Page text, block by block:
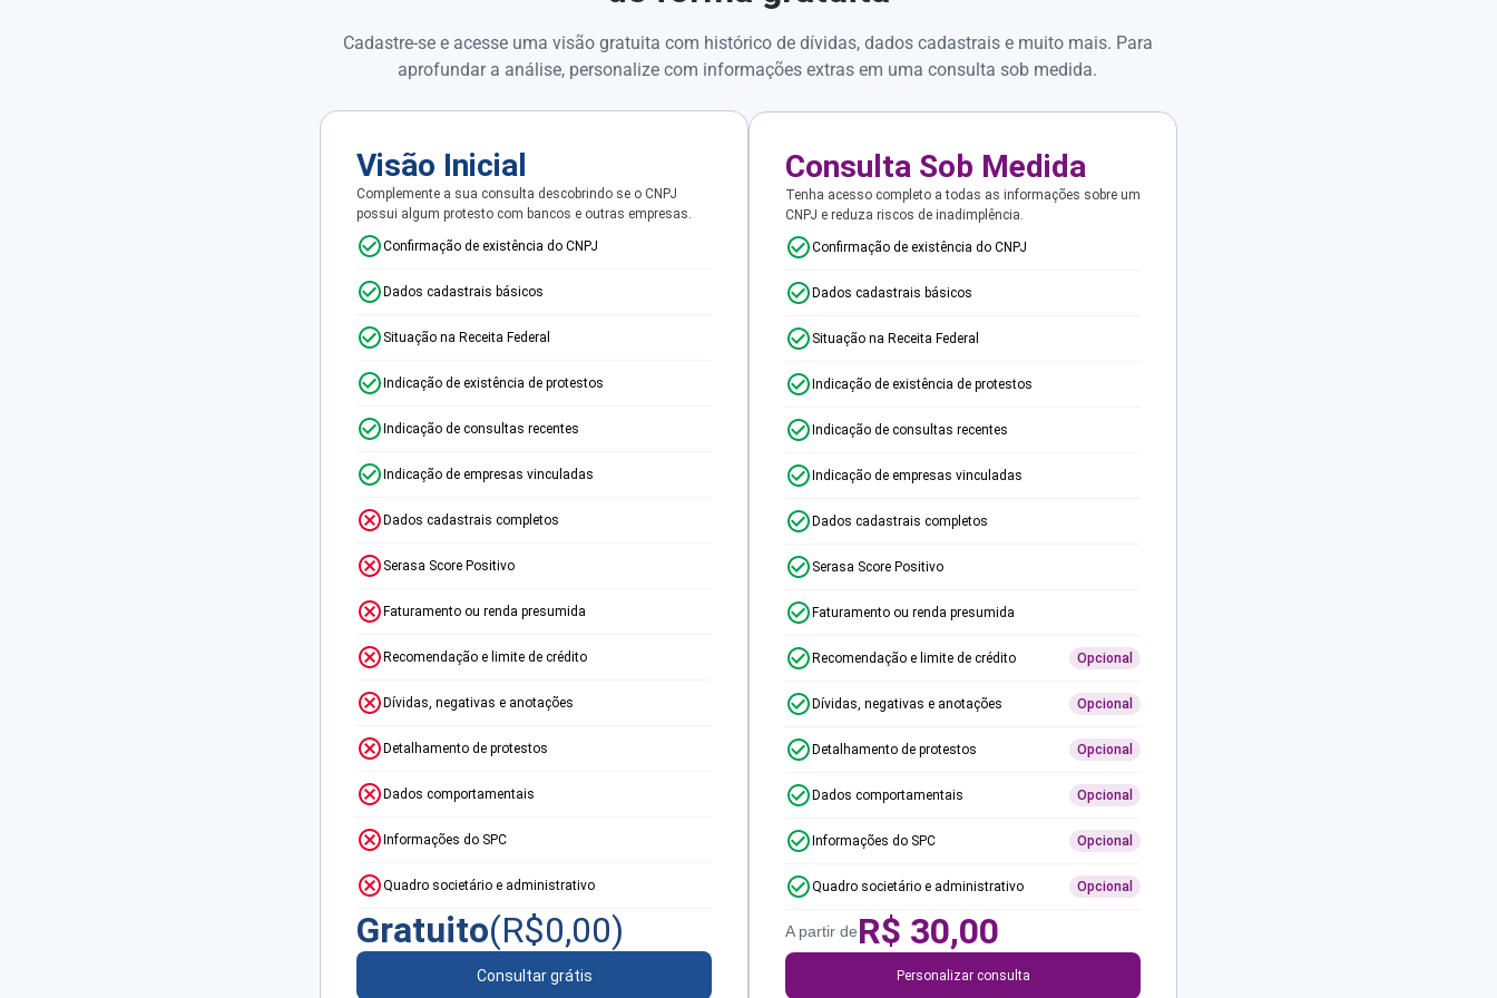
Cadastre-se e acesse uma visão gratuita com histórico de dívidas, dados cadastrais e muito mais. Para
aprofundar a análise, personalize com informações extras em uma consulta sob medida.
Visão Inicial
Complemente a sua consulta descobrindo se o CNPJ
possui algum protesto com bancos e outras empresas.
Confirmação de existência do CNPJ
Dados cadastrais básicos
Situação na Receita Federal
Indicação de existência de protestos
Indicação de consultas recentes
Indicação de empresas vinculadas
Dados cadastrais completos
Serasa Score Positivo
Faturamento ou renda presumida
Recomendação e limite de crédito
Dívidas, negativas e anotações
Detalhamento de protestos
Dados comportamentais
Informações do SPC
Quadro societário e administrativo
Gratuito(R$0,00)
Consultar grátis
Consulta Sob Medida
Tenha acesso completo a todas as informações sobre um
CNPJ e reduza riscos de inadimplência.
Confirmação de existência do CNPJ
Dados cadastrais básicos
Situação na Receita Federal
Indicação de existência de protestos
Indicação de consultas recentes
Indicação de empresas vinculadas
Dados cadastrais completos
Serasa Score Positivo
Faturamento ou renda presumida
Recomendação e limite de crédito Opcional
Dívidas, negativas e anotações Opcional
Detalhamento de protestos Opcional
Dados comportamentais Opcional
Informações do SPC Opcional
Quadro societário e administrativo Opcional
A partir deR$ 30,00
Personalizar consulta